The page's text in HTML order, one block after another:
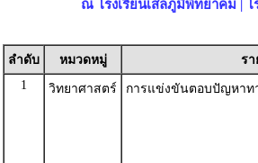
ณ โรงเรียนเสลภูมิพิทยาคม | โ
ลำดับ หมวดหมู่
รา
1
วิทยาศาสตร์ การแข่งขันตอบปัญหาท